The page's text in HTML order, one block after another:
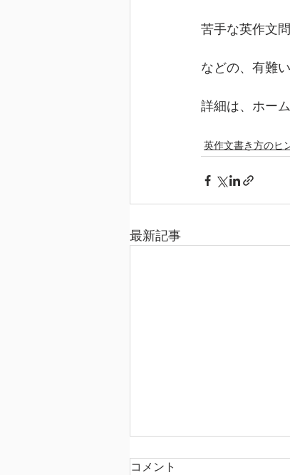
苦手な英作文
などの、有難
詳細は、ホー
英作文書き方のヒ
最新記事
コメント